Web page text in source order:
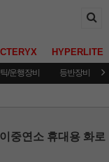
HYPERLITE
/운행장비 등반장비
중연소 휴대용 화로